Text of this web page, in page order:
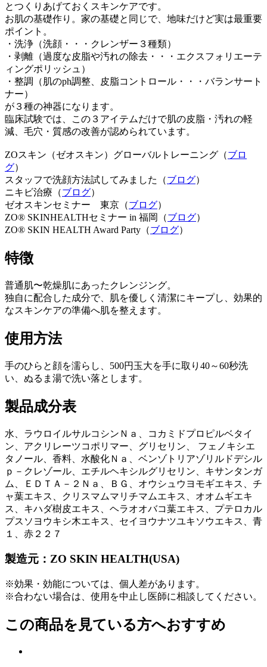
とつくりあげておくスキンケアです。
お肌の基礎作り。家の基礎と同じで、地味だけど実は最重要
ポイント。
・洗浄（洗顔・・・クレンザー３種類）
・剥離（過度な皮脂や汚れの除去・・・エクスフォリエーテ
ィングポリッシュ）
・整調（肌のph調整、皮脂コントロール・・・バランサート
ナー）
が３種の神器になります。
臨床試験では、この３アイテムだけで肌の皮脂・汚れの軽
減、毛穴・質感の改善が認められています。
ZOスキン（ゼオスキン）グローバルトレーニング（ブロ
グ）
スタッフで洗顔方法試してみました（ブログ）
ニキビ治療（ブログ）
ゼオスキンセミナー 東京（ブログ）
ZO® SKINHEALTHセミナー in 福岡（ブログ）
ZO® SKIN HEALTH Award Party（ブログ）
特徴
普通肌〜乾燥肌にあったクレンジング。
独自に配合した成分で、肌を優しく清潔にキープし、効果的
なスキンケアの準備へ肌を整えます。
使用方法
手のひらと顔を濡らし、500円玉大を手に取り40～60秒洗
い、ぬるま湯で洗い落とします。
製品成分表
水、ラウロイルサルコシンＮａ、コカミドプロピルベタイ
ン、アクリレーツコポリマー、グリセリン、 フェノキシエ
タノール、香料、水酸化Ｎａ、ベンゾトリアゾリルドデシル
ｐ－クレゾール、エチルヘキシルグリセリン、キサンタンガ
ム、ＥＤＴＡ－２Ｎａ、ＢＧ、オウシュウヨモギエキス、チ
ャ葉エキス、クリスマムマリチマムエキス、オオムギエキ
ス、キハダ樹皮エキス、ヘラオオバコ葉エキス、プテロカル
プスソヨウキシ木エキス、セイヨウナツユキソウエキス、青
１、赤２２７
製造元：ZO SKIN HEALTH(USA)
※効果・効能については、個人差があります。
※合わない場合は、使用を中止し医師に相談してください。
この商品を見ている方へおすすめ